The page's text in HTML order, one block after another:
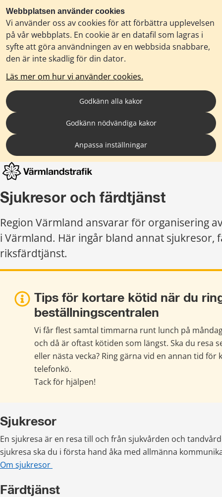
Webbplatsen använder cookies
Vi använder oss av cookies för att förbättra upplevelsen
på vår webbplats. En cookie är en datafil som lagras i
syfte att göra användningen av en webbsida snabbare,
den är inte skadlig för din dator.
Läs mer om hur vi använder cookies.
Godkänn alla kakor
Godkänn nödvändiga kakor
Anpassa inställningar
Sjukresor och färdtjänst
Region Värmland ansvarar för organisering
i Värmland. Här ingår bland annat sjukresor,
riksfärdtjänst.
Tips för kortare kötid när du
beställningscentralen
Vi får flest samtal timmarna runt lunch på
och då är oftast kötiden som längst. Ska du resa
eller nästa vecka? Ring gärna vid en annan tid för
telefonkö.
Tack för hjälpen!
Sjukresor
En sjukresa är en resa till och från sjukvården och
sjukresa ska du i första hand åka med allmänna
Om sjukresor
Färdtjänst